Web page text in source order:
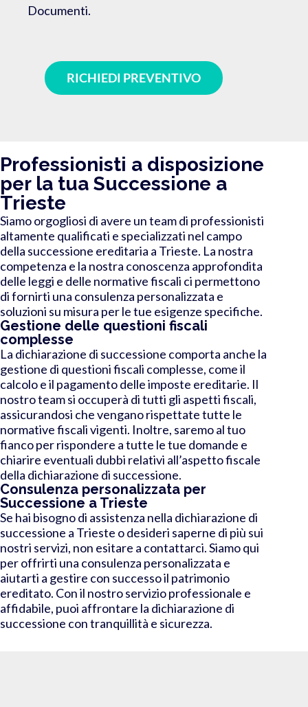
Documenti.
RICHIEDI PREVENTIVO
Professionisti a disposizione
per la tua Successione a
Trieste
Siamo orgogliosi di avere un team di professionisti
altamente qualificati e specializzati nel campo
della successione ereditaria a Trieste. La nostra
competenza e la nostra conoscenza approfondita
delle leggi e delle normative fiscali ci permettono
di fornirti una consulenza personalizzata e
soluzioni su misura per le tue esigenze specifiche.
Gestione delle questioni fiscali
complesse
La dichiarazione di successione comporta anche la
gestione di questioni fiscali complesse, come il
calcolo e il pagamento delle imposte ereditarie. Il
nostro team si occuperà di tutti gli aspetti fiscali,
assicurandosi che vengano rispettate tutte le
normative fiscali vigenti. Inoltre, saremo al tuo
fianco per rispondere a tutte le tue domande e
chiarire eventuali dubbi relativi all’aspetto fiscale
della dichiarazione di successione.
Consulenza personalizzata per
Successione a Trieste
Se hai bisogno di assistenza nella dichiarazione di
successione a Trieste o desideri saperne di più sui
nostri servizi, non esitare a contattarci. Siamo qui
per offrirti una consulenza personalizzata e
aiutarti a gestire con successo il patrimonio
ereditato. Con il nostro servizio professionale e
affidabile, puoi affrontare la dichiarazione di
successione con tranquillità e sicurezza.